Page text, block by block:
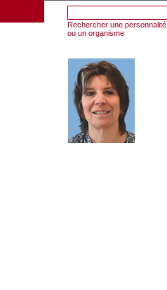
Rechercher une personnalité
ou un organisme